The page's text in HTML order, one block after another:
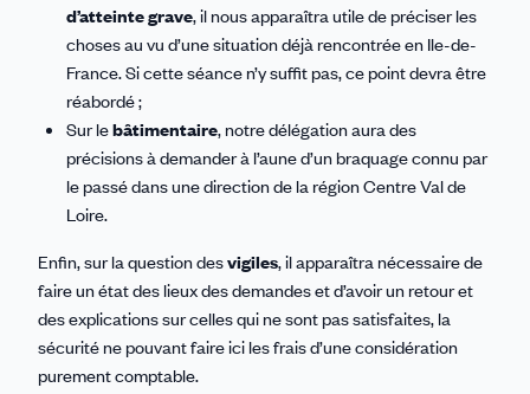
d’atteinte grave, il nous apparaîtra utile de préciser les
choses au vu d’une situation déjà rencontrée en Ile-de-
France. Si cette séance n’y suffit pas, ce point devra être
réabordé ;
Sur lebâtimentaire, notre délégation aura des
précisions à demander à l’aune d’un braquage connu par
le passé dans une direction de la région Centre Val de
Loire.
Enfin, sur la question desvigiles, il apparaîtra nécessaire de
faire un état des lieux des demandes et d’avoir un retour et
des explications sur celles qui ne sont pas satisfaites, la
sécurité ne pouvant faire ici les frais d’une considération
purement comptable.